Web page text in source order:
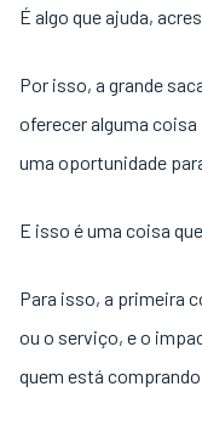
É algo que ajuda,
Por isso, a grande
oferecer alguma coisa
uma oportunidade
E isso é uma coisa
Para isso, a primeira
ou o serviço, e o
quem está